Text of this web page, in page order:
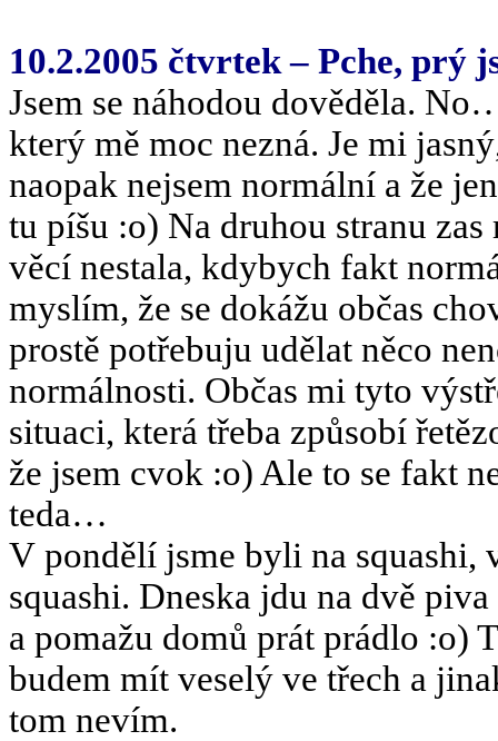
10.2.2005 čtvrtek – Pche, prý
Jsem se náhodou dověděla.
který mě moc nezná. Je mi
naopak nejsem normální a že
tu píšu :o) Na druhou stranu
věcí nestala, kdybych fakt
myslím, že se dokážu občas
prostě potřebuju udělat něco
normálnosti. Občas mi tyto
situaci, která třeba způsobí
že jsem cvok :o) Ale to se fakt
teda…
V pondělí jsme byli na squashi,
squashi. Dneska jdu na dvě
a pomažu domů prát prádlo :o)
budem mít veselý ve třech a
tom nevím.